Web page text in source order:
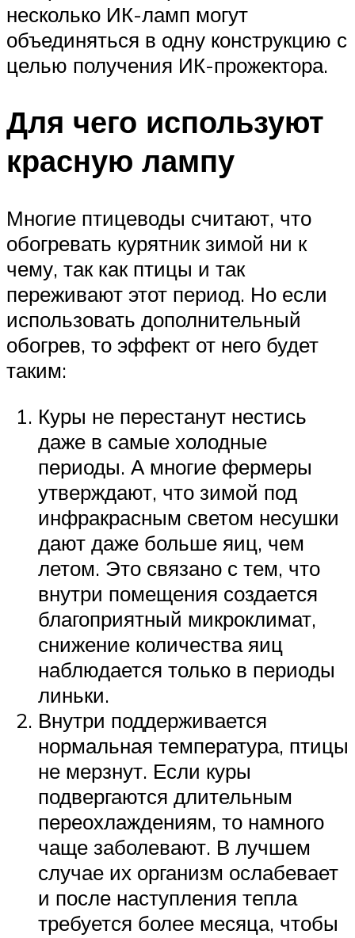
несколько ИК-ламп могут
объединяться в одну конструкцию с
целью получения ИК-прожектора.
Для чего используют
красную лампу
Многие птицеводы считают, что
обогревать курятник зимой ни к
чему, так как птицы и так
переживают этот период. Но если
использовать дополнительный
обогрев, то эффект от него будет
таким:
Куры не перестанут нестись
даже в самые холодные
периоды. А многие фермеры
утверждают, что зимой под
инфракрасным светом несушки
дают даже больше яиц, чем
летом. Это связано с тем, что
внутри помещения создается
благоприятный микроклимат,
снижение количества яиц
наблюдается только в периоды
линьки.
Внутри поддерживается
нормальная температура, птицы
не мерзнут. Если куры
подвергаются длительным
переохлаждениям, то намного
чаще заболевают. В лучшем
случае их организм ослабевает
и после наступления тепла
требуется более месяца, чтобы